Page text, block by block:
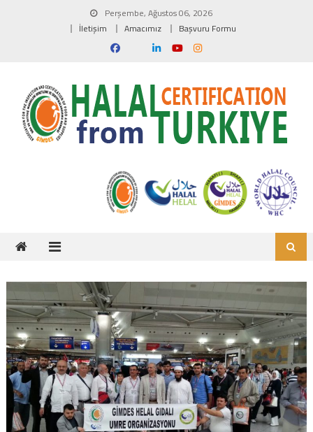
Perşembe, Ağustos 06, 2026
İletişim
Amacımız Başvuru Formu